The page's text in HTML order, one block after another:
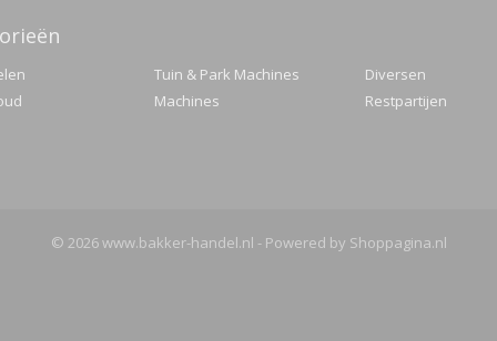
Tuin & Park Machines
Machines
Diversen
Restpartijen
© 2026 www.bakker-handel.nl - Powered by Shoppagina.nl